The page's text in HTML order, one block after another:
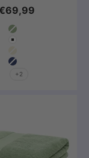
Farbe
Salbeigrün
Beige
Marine Blau
+2